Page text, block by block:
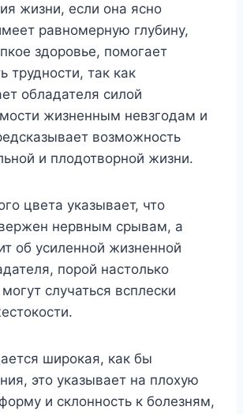
жизни, если она ясно
равномерную глубину,
здоровье, помогает
трудности, так как
обладателя силой
жизненным невзгодам и
возможность
и плодотворной жизни.
цвета указывает, что
нервным срывам, а
об усиленной жизненной
порой настолько
случаться всплески
широкая, как бы
это указывает на плохую
и склонность к болезням,